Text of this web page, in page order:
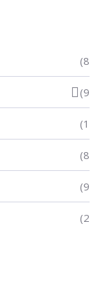
(8
(9
(1
(8
(9
(2